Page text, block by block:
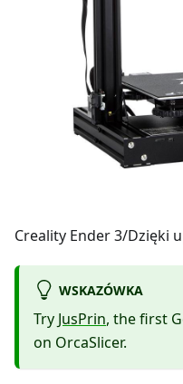
Creality Ender 3/Dzięki
WSKAZÓWKA
Try JusPrin, the first
on OrcaSlicer.